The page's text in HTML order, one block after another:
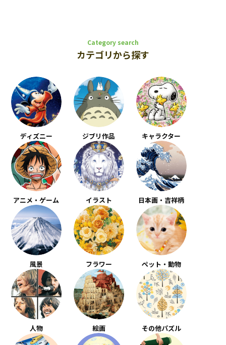
Category search
カテゴリから探す
ディズニー ジブリ作品 キャラクター
アニメ・ゲーム イラスト 日本画・吉祥柄
風景 フラワー ペット・動物
人物 絵画 その他パズル